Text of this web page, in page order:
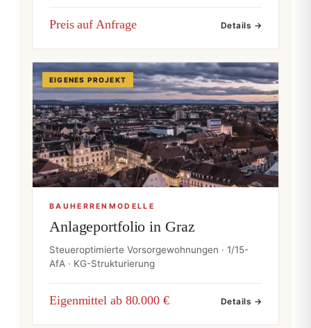
Preis auf Anfrage Details →
EIGENES PROJEKT
BAUHERRENMODELLE
Anlageportfolio in Graz
Steueroptimierte Vorsorgewohnungen · 1/15-
AfA · KG-Strukturierung
Eigenmittel ab 80.000 € Details →